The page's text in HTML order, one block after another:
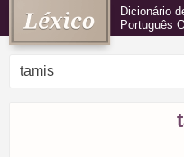
Dicionário
Português